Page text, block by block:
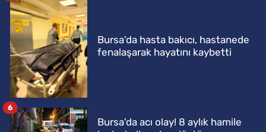
Bursa'da hasta bakıcı, hastanede
fenalaşarak hayatını kaybetti
Bursa'da acı olay! 8 aylık hamile
6